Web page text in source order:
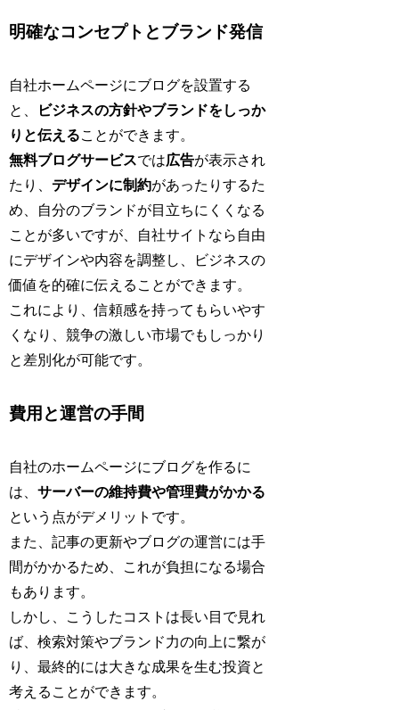
明確なコンセプトとブランド発信
自社ホームページにブログを設置する
と、
ビジネスの方針やブランドをしっか
りと伝えることができます。
無料ブログサービスでは広告が表示され
たり、デザインに制約があったりするた
め、自分のブランドが目立ちにくくなる
ことが多いですが、自社サイトなら自由
にデザインや内容を調整し、ビジネスの
価値を的確に伝えることができます。
これにより、信頼感を持ってもらいやす
くなり、競争の激しい市場でもしっかり
と差別化が可能です。
費用と運営の手間
自社のホームページにブログを作るに
は、サーバーの維持費や管理費がかかる
という点がデメリットです。
また、記事の更新やブログの運営には手
間がかかるため、これが負担になる場合
もあります。
しかし、こうしたコストは長い目で見れ
ば、検索対策やブランド力の向上に繋が
り、最終的には大きな成果を生む投資と
考えることができます。